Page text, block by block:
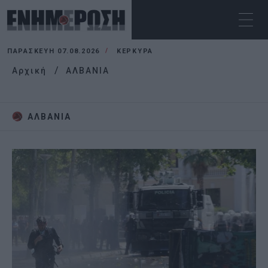
ΠΑΡΑΣΚΕΥΉ 07.08.2026 ΚΕΡΚΥΡΑ
Αρχική ΑΛΒΑΝΙΑ
ΑΛΒΑΝΙΑ